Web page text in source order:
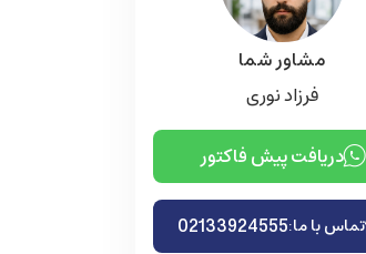
مشاور شما
فرزاد نوری
دریافت پیش فاکتور
تماس با ما:02133924555